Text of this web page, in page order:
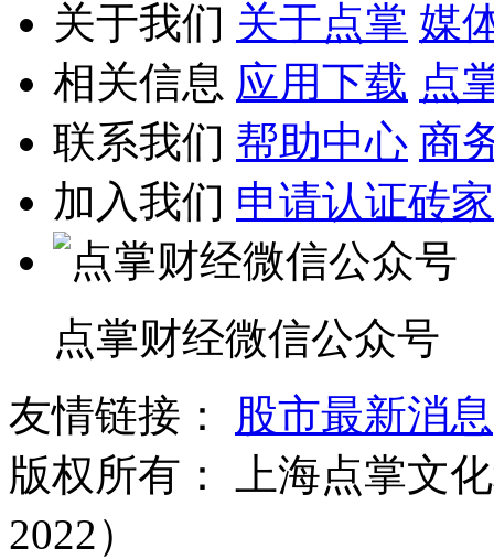
关于我们 关于点掌 媒
相关信息 应用下载 点
联系我们 帮助中心 商
加入我们 申请认证砖家
点掌财经微信公众号
友情链接：
股市最新消息
版权所有：
上海点掌文
2022）